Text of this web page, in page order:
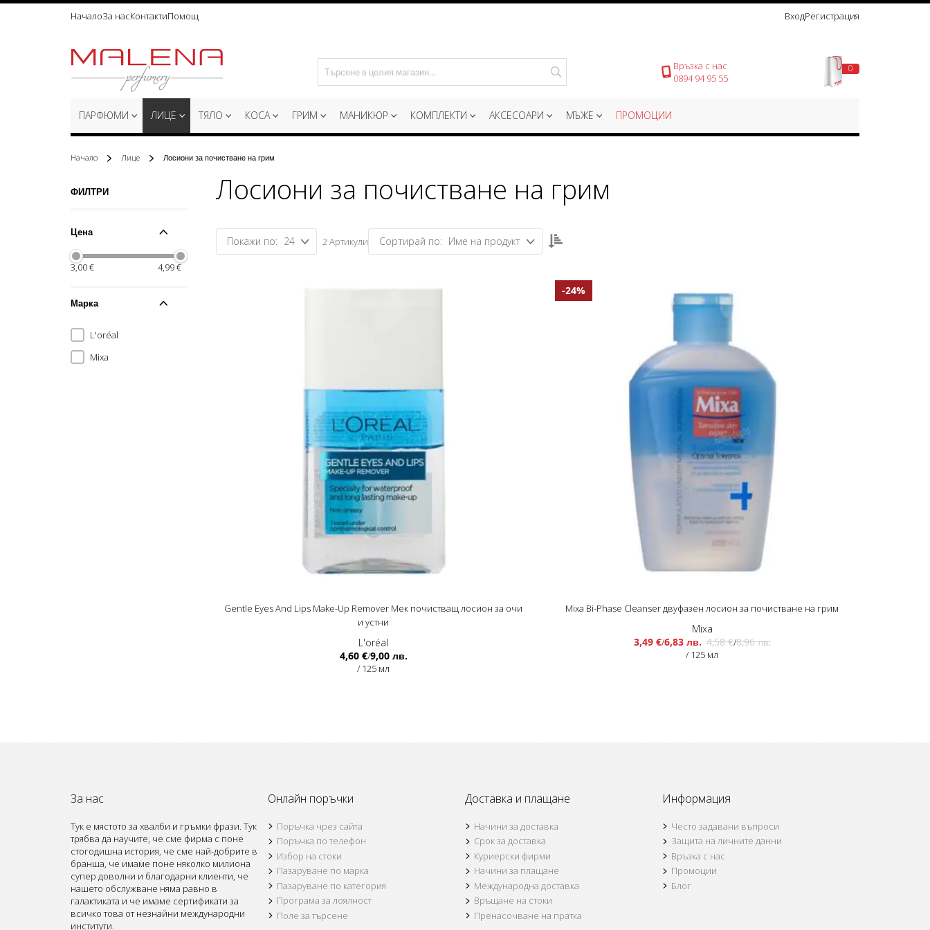
Прескачане
НачалоЗа насКонтактиПомощ ВходРегистрация
Търсене
Връзка с нас
0894 94 95 55
Моята количка
0
ПАРФЮМИ ЛИЦЕ ТЯЛО КОСА ГРИМ МАНИКЮР КОМПЛЕКТИ АКСЕСОАРИ МЪЖЕ ПРОМОЦИИ
Начало Лице Лосиони за почистване на грим
Лосиони за почистване на грим
24 Име на продукт
Настрой
2 Артикули
Gentle Eyes And Lips Make-Up Remover Мек почистващ лосион за очи
и устни
L'oréal
4,60 €/9,00 лв.
/ 125 мл
-24%
Mixa Bi-Phase Cleanser двуфазен лосион за почистване на грим
Mixa
3,49 €/6,83 лв. 4,58 €/8,96 лв.
/ 125 мл
по
ФИЛТРИ
Цена
3,00 € 4,99 €
Марка
L'oréal
Mixa
За нас
Тук е мястото за хвалби и гръмки фрази. Тук
трябва да научите, че сме фирма с поне
стогодишна история, че сме най-добрите в
бранша, че имаме поне няколко милиона
супер доволни и благодарни клиенти, че
нашето обслужване няма равно в
галактиката и че имаме сертификати за
всичко това от незнайни международни
институти.
Онлайн поръчки
Поръчка чрез сайта
Поръчка по телефон
Избор на стоки
Пазаруване по марка
Пазаруване по категория
Програма за лоялност
Поле за търсене
Доставка и плащане
Начини за доставка
Срок за доставка
Куриерски фирми
Начини за плащане
Международна доставка
Връщане на стоки
Пренасочване на пратка
Информация
Често задавани въпроси
Защита на личните данни
Връзка с нас
Промоции
Блог